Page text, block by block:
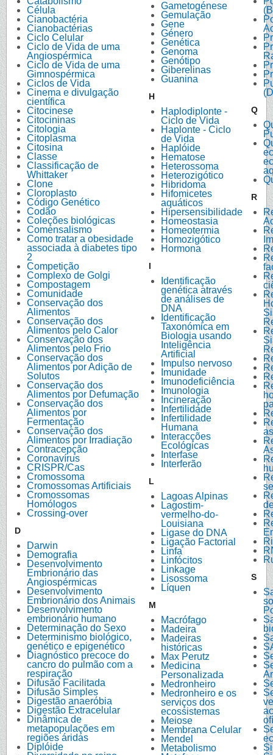
Célula
Cianobactéria
Cianobactérias
Ciclo Celular
Ciclo de Vida de uma
Angiospérmica
Ciclo de Vida de uma
Gimnospérmica
Ciclos de Vida
Cinema e divulgação
científica
Citocinese
Citocininas
Citologia
Citoplasma
Citosina
Classe
Classificação de
Whittaker
Clone
Cloroplasto
Código Genético
Codão
Coleções biológicas
Comensalismo
Como tratar a obesidade
associada à diabetes tipo
2
Competição
Complexo de Golgi
Compostagem
Comunidade
Conservação dos
Alimentos
Conservação dos
Alimentos pelo Calor
Conservação dos
Alimentos pelo Frio
Conservação dos
Alimentos por Adição de
Solutos
Conservação dos
Alimentos por Defumação
Conservação dos
Alimentos por
Fermentação
Conservação dos
Alimentos por Irradiação
Contracepção
Coronavírus
CRISPR/Cas
Cromossoma
Cromossomas Artificiais
Cromossomas
Homólogos
Crossing-over
D
Darwin
Demografia
Desenvolvimento
Embrionário das
Angiospérmicas
Desenvolvimento
Embrionário dos Animais
Desenvolvimento
embrionário humano
Determinação do Sexo
Determinismo biológico,
genético e epigenético
Diagnóstico precoce do
cancro do pulmão com a
respiração
Difusão Facilitada
Difusão Simples
Digestão anaeróbia
Digestão Extracelular
Dinâmica de
metapopulações em
regiões áridas
Diplóide
Gametogénese
Gemulação
Gene
Género
Genética
Genoma
Genótipo
Giberelinas
Guanina
H
Haplodiplonte -
Ciclo de Vida
Haplonte - Ciclo
de Vida
Haplóide
Hematose
Heterossoma
Heterozigótico
Hibridoma
Hifomicetes
aquáticos
Hipersensibilidade
Homeostasia
Homeotermia
Homozigótico
Hormona
I
Identificação
genética através
de análises de
DNA
Identificação
Taxonómica em
Biologia usando
Inteligência
Artificial
Impulso nervoso
Imunidade
Imunodeficiência
Imunologia
Incineração
Infertilidade
Infertilidade
Humana
Interacções
Ecológicas
Interfase
Interferão
L
Lagoas Alpinas
Lagostim-
vermelho-do-
Louisiana
Ligase do DNA
Ligação Factorial
Linfa
Linfócitos
Linkage
Lisossoma
Líquen
M
Macrófago
Madeira
Madeiras
históricas
Max Perutz
Medicina
Personalizada
Medronheiro
Medronheiro e os
serviços dos
ecossistemas
Meiose
Membrana Celular
Mendel
Metabolismo
Q
R
S